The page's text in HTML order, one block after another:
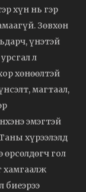
хүн нь гэр
Зөвхөн
үнэтэй
л
хөнөөлтэй
магтаал,
эмэгтэй
хүрээлэлд
өрсөлдөгч гол
хамгаалж
биеэрээ